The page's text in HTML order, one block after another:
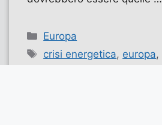
Categorie
Europa
Tag
crisi energetica, europa,